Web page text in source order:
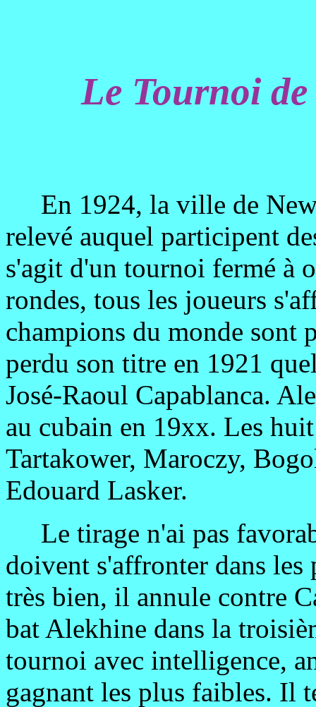
Le Tournoi
En 1924, la ville de
relevé auquel participent
s'agit d'un tournoi fermé à
rondes, tous les joueurs
champions du monde sont
perdu son titre en 1921
José-Raoul Capablanca.
au cubain en 19xx. Les
Tartakower, Maroczy,
Edouard Lasker.
Le tirage n'ai pas
doivent s'affronter dans les
très bien, il annule contre
bat Alekhine dans la
tournoi avec intelligence,
gagnant les plus faibles. Il